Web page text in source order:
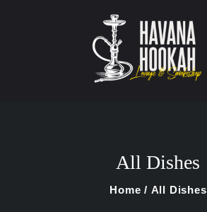
All Dishes
Home All Dishes
About Us